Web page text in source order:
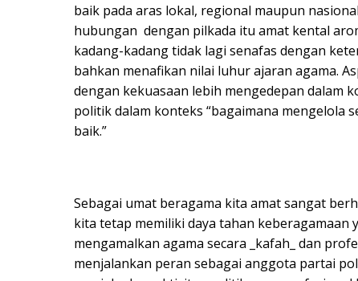
baik pada aras lokal, regional maupun
hubungan dengan pilkada itu amat kental
kadang-kadang tidak lagi senafas dengan
bahkan menafikan nilai luhur ajaran agama.
dengan kekuasaan lebih mengedepan dalam
politik dalam konteks “bagaimana mengelola
baik.”
Sebagai umat beragama kita amat sangat
kita tetap memiliki daya tahan keberagamaan
mengamalkan agama secara _kafah_ dan
menjalankan peran sebagai anggota partai